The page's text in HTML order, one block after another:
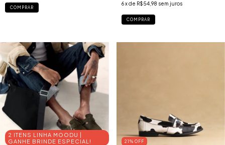
COMPRAR
6 x de R$54,98 sem juros
COMPRAR
2 ITENS LINHA MOODU |
GANHE BRINDE ESPECIAL!
21 % OFF